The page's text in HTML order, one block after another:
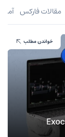
مقالات فارکس
خواندن مطلب